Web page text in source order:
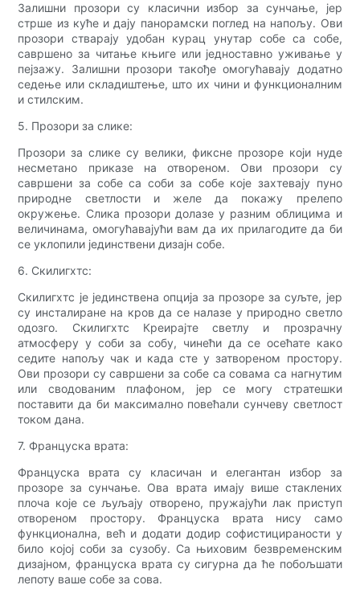
Залишни прозори су класични избор за сунчање, јер
стрше из куће и дају панорамски поглед на напољу. Ови
прозори стварају удобан курац унутар собе са собе,
савршено за читање књиге или једноставно уживање у
пејзажу. Залишни прозори такође омогућавају додатно
седење или складиштење, што их чини и функционалним
и стилским.
5. Прозори за слике:
Прозори за слике су велики, фиксне прозоре који нуде
несметано приказе на отвореном. Ови прозори су
савршени за собе са соби за собе које захтевају пуно
природне светлости и желе да покажу прелепо
окружење. Слика прозори долазе у разним облицима и
величинама, омогућавајући вам да их прилагодите да би
се уклопили јединствени дизајн собе.
6. Скилигхтс:
Скилигхтс је јединствена опција за прозоре за суљте, јер
су инсталиране на кров да се налазе у природно светло
одозго. Скилигхтс Креирајте светлу и прозрачну
атмосферу у соби за собу, чинећи да се осећате како
седите напољу чак и када сте у затвореном простору.
Ови прозори су савршени за собе са совама са нагнутим
или сводованим плафоном, јер се могу стратешки
поставити да би максимално повећали сунчеву светлост
током дана.
7. Француска врата:
Француска врата су класичан и елегантан избор за
прозоре за сунчање. Ова врата имају више стаклених
плоча које се љуљају отворено, пружајући лак приступ
отвореном простору. Француска врата нису само
функционална, већ и додати додир софистицираности у
било којој соби за сузобу. Са њиховим безвременским
дизајном, француска врата су сигурна да ће побољшати
лепоту ваше собе за сова.